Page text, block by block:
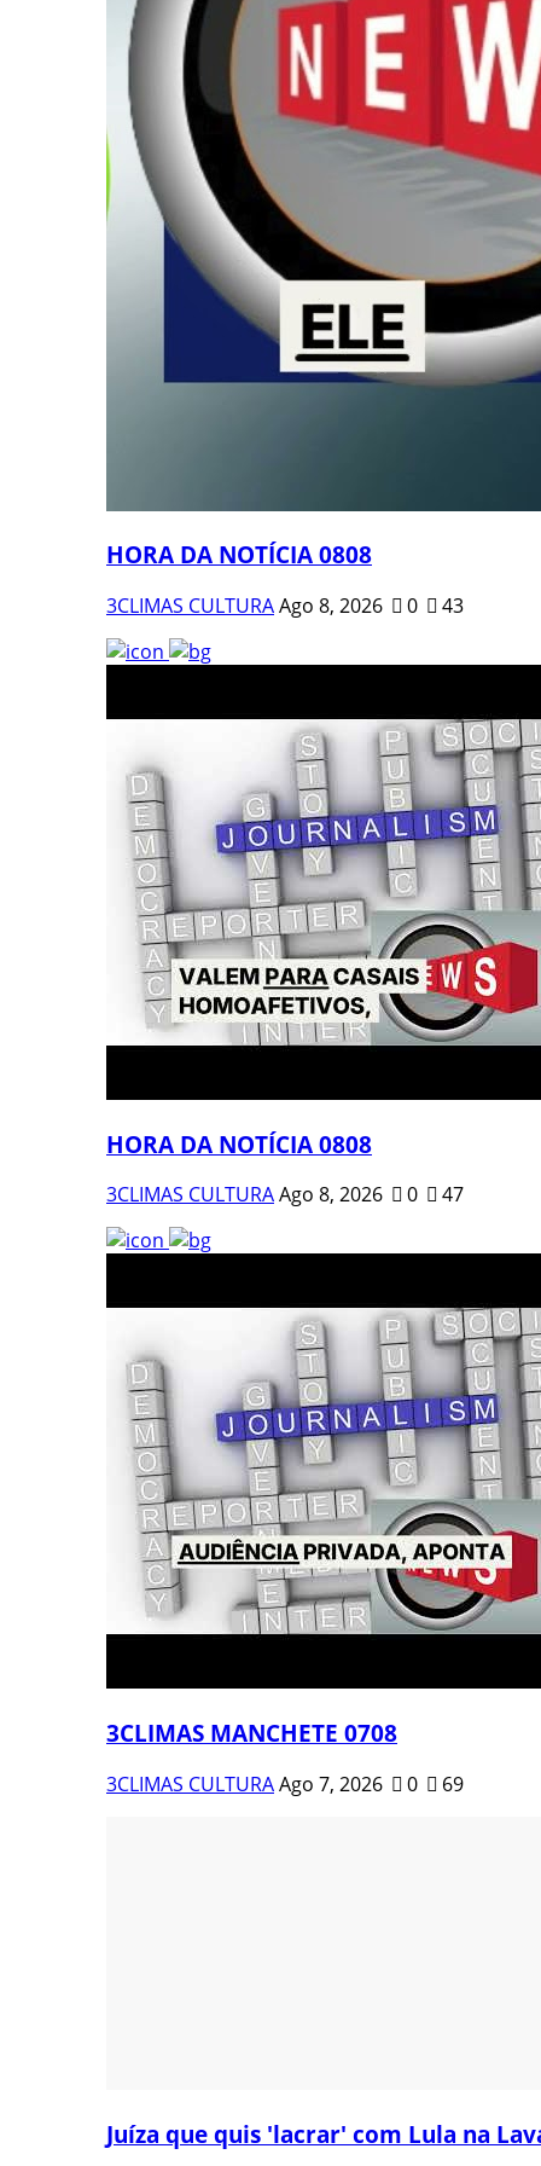
HORA DA NOTÍCIA 0808
3CLIMAS CULTURAAgo 8, 2026 0 43
HORA DA NOTÍCIA 0808
3CLIMAS CULTURAAgo 8, 2026 0 47
3CLIMAS MANCHETE 0708
3CLIMAS CULTURAAgo 7, 2026 0 69
Juíza que quis 'lacrar' com Lula na